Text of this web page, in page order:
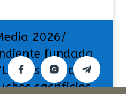
2026/
fundada
pasión por
sacrificios,